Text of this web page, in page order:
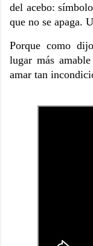
del acebo:
que no se apaga.
Porque como
lugar más
amar tan